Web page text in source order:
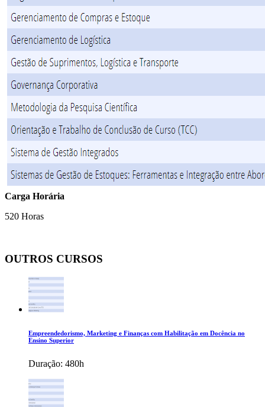
Carga Horária
520 Horas
OUTROS CURSOS
Empreendedorismo, Marketing e Finanças com Habilitação em Docência no
Ensino Superior
Duração: 480h